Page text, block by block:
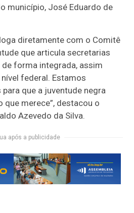
município, José Eduardo de
diretamente com o Comitê
que articula secretarias
forma integrada, assim
federal. Estamos
que a juventude negra
merece”, destacou o
Azevedo da Silva.
após a publicidade